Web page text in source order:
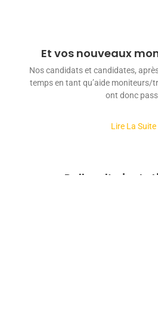
Et vos nouveaux
Nos candidats et candidates,
temps en tant qu’aide moniteurs/
ont donc
Lire La Suite
Rallye